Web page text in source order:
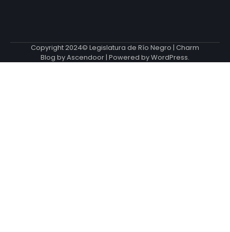
Copyright 2024© Legislatura de Río Negro | Charm
Blog byAscendoor | Powered byWordPress.